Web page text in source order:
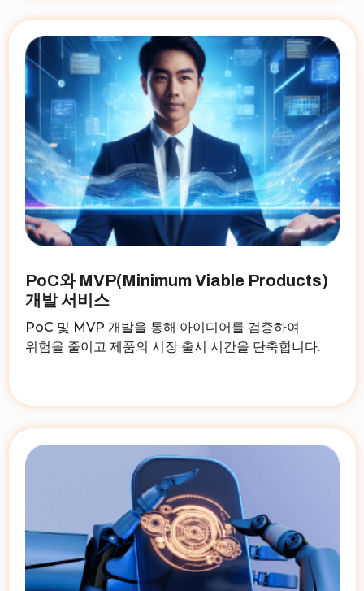
PoC와 MVP(Minimum Viable Products)
개발 서비스
PoC 및 MVP 개발을 통해 아이디어를 검증하여
위험을 줄이고 제품의 시장 출시 시간을 단축합니다.